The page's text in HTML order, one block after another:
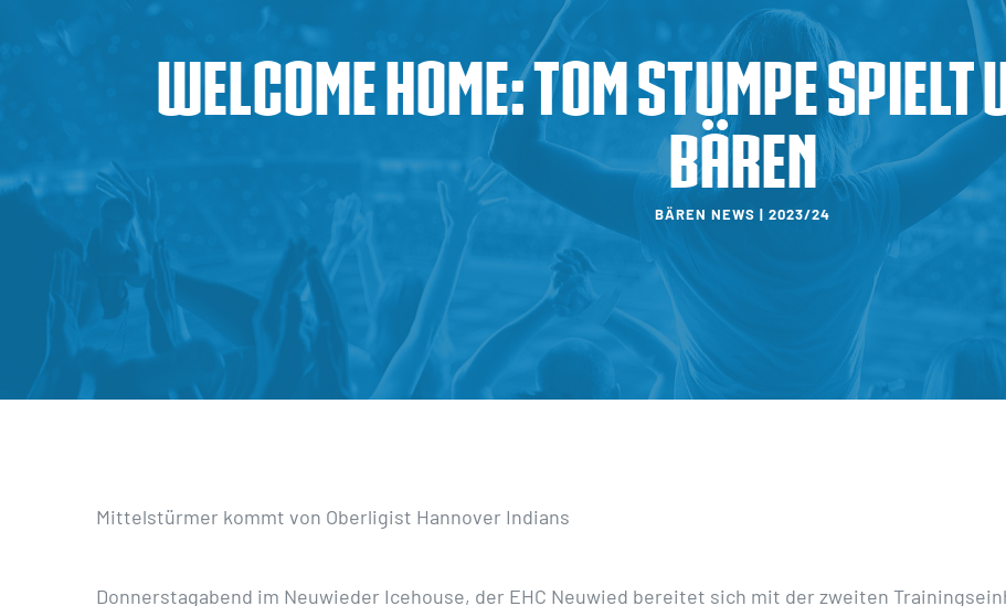
Welcome home: Tom Stumpe
Bären
BÄREN NEWS | 2023/24
Mittelstürmer kommt von Oberligist Hannover Indians
Donnerstagabend im Neuwieder Icehouse, der EHC Neuwied bereitet sich mit der zweiten